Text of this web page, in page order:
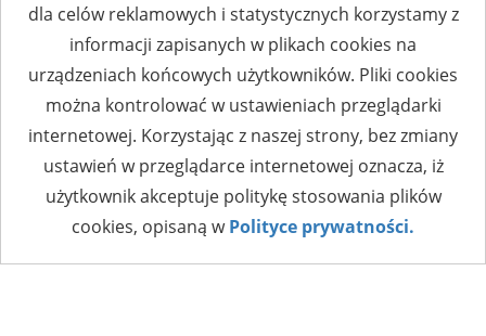
dla celów reklamowych i statystycznych korzystamy z
informacji zapisanych w plikach cookies na
urządzeniach końcowych użytkowników. Pliki cookies
można kontrolować w ustawieniach przeglądarki
internetowej. Korzystając z naszej strony, bez zmiany
ustawień w przeglądarce internetowej oznacza, iż
użytkownik akceptuje politykę stosowania plików
cookies, opisaną wPolityce prywatności.